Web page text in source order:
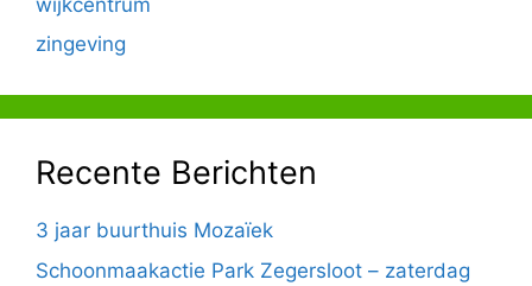
zingeving
Recente Berichten
3 jaar buurthuis Mozaïek
Schoonmaakactie Park Zegersloot – zaterdag